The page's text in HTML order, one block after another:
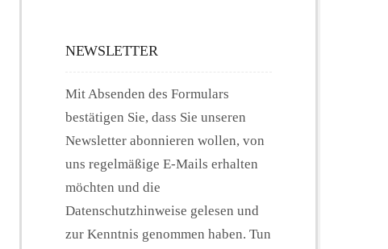
NEWSLETTER
Mit Absenden des Formulars
bestätigen Sie, dass Sie unseren
Newsletter abonnieren wollen, von
uns regelmäßige E-Mails erhalten
möchten und die
Datenschutzhinweise gelesen und
zur Kenntnis genommen haben. Tun